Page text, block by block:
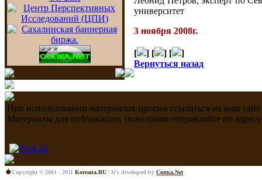
университет
3 ноября 2008г.
[ ] [ ] [
]
Вернуться назад
При использовании материалов просим ссылаться на наш
Материалы для публикации, пожелания отправляйте по
Copyright © 2001 - 2011 Koreana.RU | It's developed by Сопка.Net